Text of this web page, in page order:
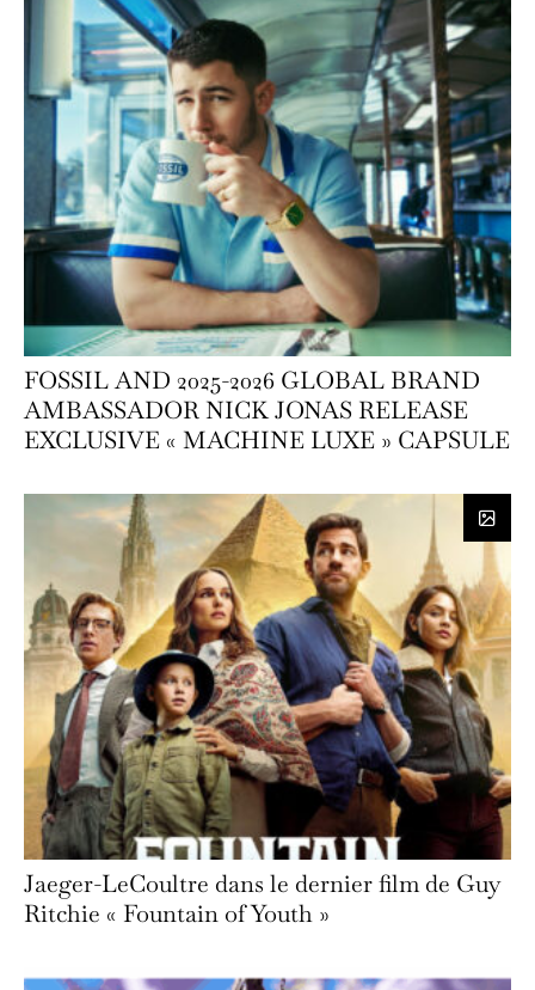
FOSSIL AND 2025-2026 GLOBAL BRAND
AMBASSADOR NICK JONAS RELEASE
EXCLUSIVE « MACHINE LUXE » CAPSULE
Jaeger-LeCoultre dans le dernier film de Guy
Ritchie « Fountain of Youth »